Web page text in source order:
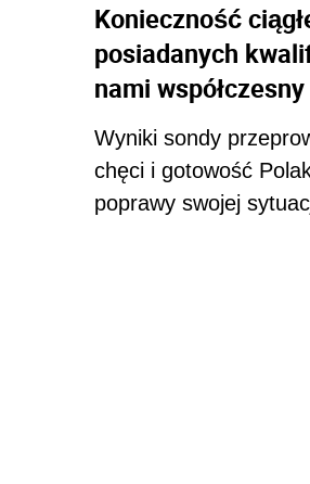
Konieczność
posiadanych
nami
Wyniki sondy
chęci i gotowość
poprawy swojej